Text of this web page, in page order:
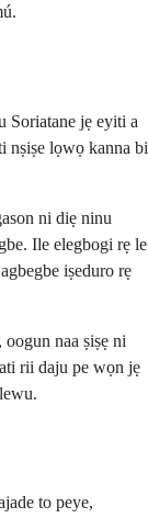
Soriatane jẹ eyiti a
nṣiṣe lọwọ kanna bi
ni diẹ ninu
Ile elegbogi rẹ le
iṣeduro rẹ
naa ṣiṣẹ ni
rii daju pe wọn jẹ
to peye,